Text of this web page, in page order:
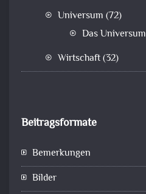
Universum (72)
Das Universum
Wirtschaft(32)
Beitragsformate
Bemerkungen
Bilder